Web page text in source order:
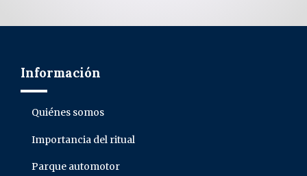
Información
Quiénes somos
Importancia del ritual
Parque automotor